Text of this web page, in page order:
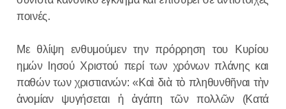
ποινές.
Με θλίψη ενθυμούμεν την πρόρρηση του Κυρίου
ημών Ιησού Χριστού περί των χρόνων πλάνης και
παθών των χριστιανών: «Καὶ διὰ τὸ πληθυνθῆναι τὴν
ἀνομίαν ψυγήσεται ἡ ἀγάπη τῶν πολλῶν (Κατά